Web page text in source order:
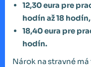
12,30 eura pre
hodín až 18 hodín,
18,40 eura pre
hodín.
Nárok na stravné